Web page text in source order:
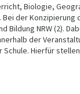
Biologie,
der
Bildung NRW (2).
der
Schule. Hierfür